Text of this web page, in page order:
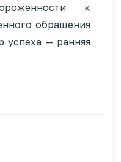
к
обращения
успеха — ранняя